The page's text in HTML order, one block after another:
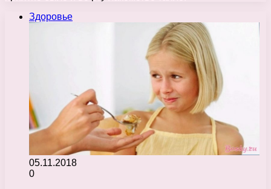
Здоровье
05.11.2018
0